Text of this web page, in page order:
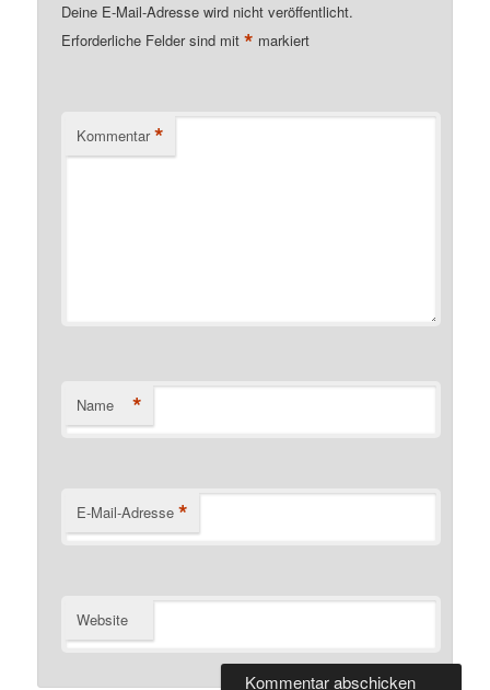
Deine E-Mail-Adresse wird nicht veröffentlicht.
Erforderliche Felder sind mit* markiert
Kommentar *
Name *
E-Mail-Adresse *
Website